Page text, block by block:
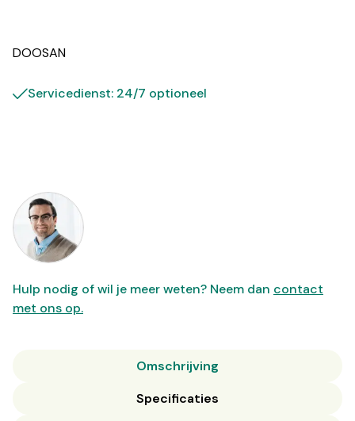
DOOSAN
Servicedienst: 24/7 optioneel
Hulp nodig of wil je meer weten? Neem dan contact
met ons op.
Omschrijving
Specificaties